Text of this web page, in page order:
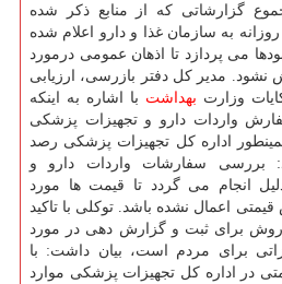
گزارشاتی كه از منابع ذكر شده
به سازمان غذا و دارو اعلام شده
می پردازد تا اذهان عمومی درمورد
نشود. مدیر كل دفتر بازرسی، ارزیابی
وزارت بهداشت با اشاره به اینكه
واردات دارو و تجهیزات پزشكی
اداره كل تجهیزات پزشكی رصد
بررسی سفارشات واردات دارو و
انجام می گردد تا قیمت ها مورد
قیمتی اعمال نشده باشد. توكلی با تاكید
۱۹۰ بهترین روش برای ثبت و گزارش دهی در مورد
برای مردم است، بیان داشت: با
در اداره كل تجهیزات پزشكی موارد